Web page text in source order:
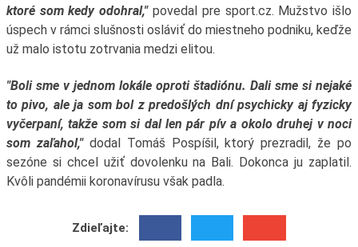
ktoré som kedy odohral,"povedal pre sport.cz. Mužstvo išlo
úspech v rámci slušnosti osláviť do miestneho podniku, keďže
už malo istotu zotrvania medzi elitou.
"Boli sme v jednom lokále oproti štadiónu. Dali sme si nejaké
to pivo, ale ja som bol z predošlých dní psychicky aj fyzicky
vyčerpaní, takže som si dal len pár pív a okolo druhej v noci
som zaľahol,"dodal Tomáš Pospíšil, ktorý prezradil, že po
sezóne si chcel užiť dovolenku na Bali. Dokonca ju zaplatil.
Kvôli pandémii koronavírusu však padla.
Zdieľajte: